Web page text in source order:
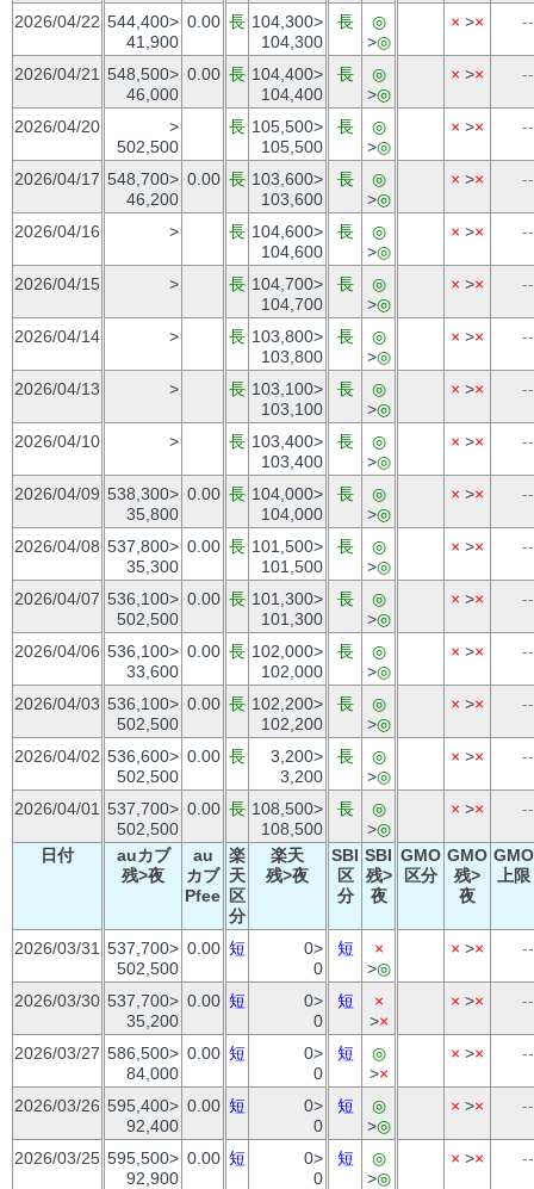
2026/04/22 544,400>
41,900
0.00 長 104,300>
104,300
長
◎
>◎
× >× --
2026/04/21 548,500>
46,000
0.00 長 104,400>
104,400
長
◎
>◎
× >× --
2026/04/20
>
502,500
長 105,500>
105,500
長
◎
>◎
× >× --
2026/04/17 548,700>
46,200
0.00 長 103,600>
103,600
長
◎
>◎
× >× --
2026/04/16 > 長 104,600>
104,600
長
◎
>◎
× >× --
2026/04/15 > 長 104,700>
104,700
長
◎
>◎
× >× --
2026/04/14 > 長 103,800>
103,800
長
◎
>◎
× >× --
2026/04/13 > 長 103,100>
103,100
長
◎
>◎
× >× --
2026/04/10 > 長 103,400>
103,400
長
◎
>◎
× >× --
2026/04/09 538,300>
35,800
0.00 長 104,000>
104,000
長
◎
>◎
× >× --
2026/04/08 537,800>
35,300
0.00 長 101,500>
101,500
長
◎
>◎
× >× --
2026/04/07 536,100>
502,500
0.00 長 101,300>
101,300
長
◎
>◎
× >× --
2026/04/06 536,100>
33,600
0.00 長 102,000>
102,000
長
◎
>◎
× >× --
2026/04/03 536,100>
502,500
0.00 長 102,200>
102,200
長
◎
>◎
× >× --
2026/04/02 536,600>
502,500
0.00 長
3,200>
3,200
長
◎
>◎
× >× --
2026/04/01 537,700>
502,500
0.00 長 108,500>
108,500
長
◎
>◎
× >× --
日付
auカブ
残>夜
au
カブ
Pfee
楽
天
区
分
楽天
残>夜
SBI
区
分
SBI
残>
夜
GMO
区分
GMO
残>
夜
GMO
上限
2026/03/31 537,700>
502,500
0.00 短
0>
0
短
×
>◎
× >× --
2026/03/30 537,700>
35,200
0.00 短
0>
0
短
×
>×
× >× --
2026/03/27 586,500>
84,000
0.00 短
0>
0
短
◎
>×
× >× --
2026/03/26 595,400>
92,400
0.00 短
0>
0
短
◎
>◎
× >× --
2026/03/25 595,500>
92,900
0.00 短
0>
0
短
◎
>◎
× >× --